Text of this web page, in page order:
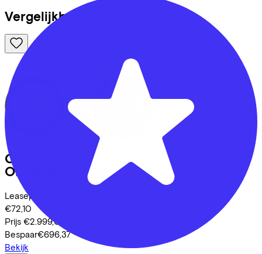
Vergelijkbare fietsen
Cube
NUROAD C:62 EX
OLDGREY/PRISM (2026)
Leaseprijs p/m vanaf
€72,10
Prijs €2.999,00
Bespaar€696,37
Bekijk